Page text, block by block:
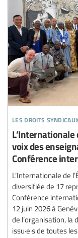
les droits
L’Internationale
voix des
Conférence
L’Internationale de
diversifiée de 17
Conférence
12 juin 2026 à
de l’organisation,
issu·e·s de toutes